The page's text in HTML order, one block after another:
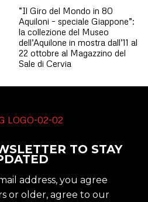
“Il Giro del Mondo in 80
Aquiloni – speciale Giappone”:
la collezione del Museo
dell’Aquilone in mostra dall’11 al
22 ottobre al Magazzino del
Sale di Cervia
TO STAY
address, you agree
or older, agree to our